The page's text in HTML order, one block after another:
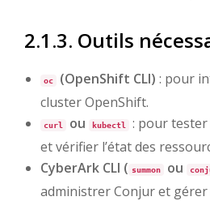
2.1.3. Outils
oc (OpenShift CLI) : pour
cluster OpenShift.
curl ou kubectl
: pour tester
et vérifier l’état des
CyberArk CLI ( summon ou
administrer Conjur et gérer